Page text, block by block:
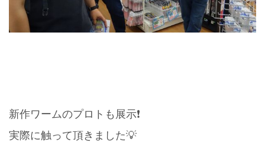
新作ワームのプロトも展示❗️
実際に触って頂きました💡